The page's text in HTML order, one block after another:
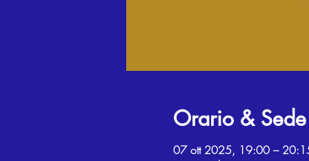
Orario & Sede
07 ott 2025, 19:00 –